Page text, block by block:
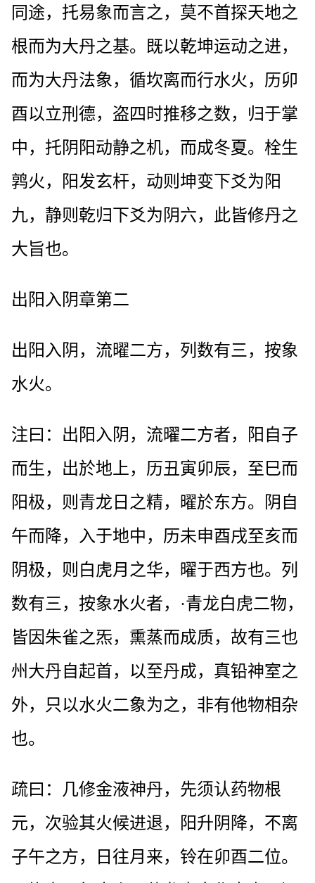
同途，托易象而言之，莫不首探天地之
根而为大丹之基。既以乾坤运动之进，
而为大丹法象，循坎离而行水火，历卯
酉以立刑德，盗四时推移之数，归于掌
中，托阴阳动静之机，而成冬夏。栓生
鹑火，阳发玄杆，动则坤变下爻为阳
九，静则乾归下爻为阴六，此皆修丹之
大旨也。
出阳入阴章第二
出阳入阴，流曜二方，列数有三，按象
水火。
注曰：出阳入阴，流曜二方者，阳自子
而生，出於地上，历丑寅卯辰，至巳而
阳极，则青龙日之精，曜於东方。阴自
午而降，入于地中，历未申酉戌至亥而
阴极，则白虎月之华，曜于西方也。列
数有三，按象水火者，·青龙白虎二物，
皆因朱雀之炁，熏蒸而成质，故有三也
州大丹自起首，以至丹成，真铅神室之
外，只以水火二象为之，非有他物相杂
也。
疏曰：几修金液神丹，先须认药物根
元，次验其火候进退，阳升阴降，不离
子午之方，日往月来，铃在卯酉二位。